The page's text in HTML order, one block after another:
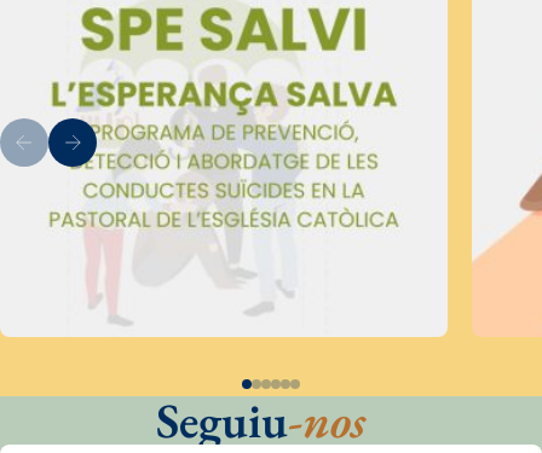
Seguiu-nos